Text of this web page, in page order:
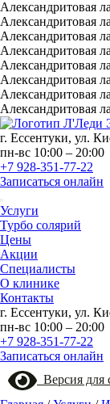
Александритовая
Александритовая
Александритовая
Александритовая
Александритовая
Александритовая
Александритовая
Александритовая
г. Ессентуки, ул.
пн-вс 10:00 – 20:00
+7 928-351-77-22
Записаться онлайн
Услуги
Турбо солярий
Цены
Акции
Специалисты
О клинике
Контакты
г. Ессентуки, ул.
пн-вс 10:00 – 20:00
+7 928-351-77-22
Записаться онлайн
Версия для